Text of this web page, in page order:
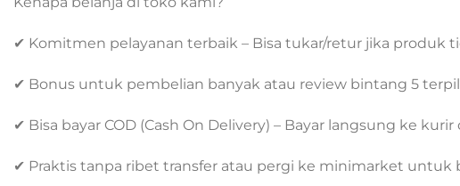
✔ Komitmen pelayanan terbaik – Bisa tukar/retur jika produk
✔ Bonus untuk pembelian banyak atau review bintang 5
✔ Bisa bayar COD (Cash On Delivery) – Bayar langsung ke
✔ Praktis tanpa ribet transfer atau pergi ke minimarket untuk